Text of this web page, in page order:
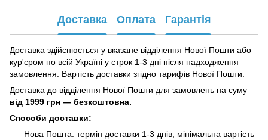
Доставка Оплата Гарантія
Доставка здійснюється у вказане відділення Нової Пошти або
кур'єром по всій Україні у строк 1-3 дні після надходження
замовлення. Вартість доставки згідно тарифів Нової Пошти.
Доставка до відділення Нової Пошти для замовлень на суму
від 1999 грн — безкоштовна.
Способи доставки:
Нова Пошта: термін доставки 1-3 днів, мінімальна вартість